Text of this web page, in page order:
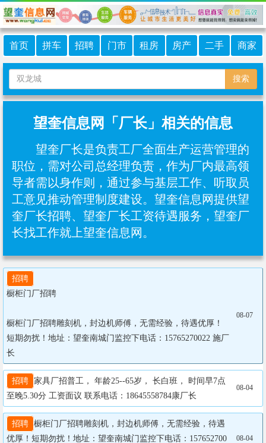
首页 拼车 招聘 门市 租房 房产 二手 商家
搜索
望奎信息网「厂长」相关的信息
望奎厂长是负责工厂全面生产运营管理的
职位，需对公司总经理负责，作为厂内最高领
导者需以身作则，通过参与基层工作、听取员
工意见推动管理制度建设。望奎信息网提供望
奎厂长招聘、望奎厂长工资待遇服务，望奎厂
长找工作就上望奎信息网。
招聘
橱柜门厂招聘
橱柜门厂招聘雕刻机，封边机师傅，无需经验，待遇优厚！
短期勿扰！地址：望奎南城门监控下电话：15765270022 施厂
长
08-07
招聘 家具厂招普工， 年龄25--65岁， 长白班， 时间早7点
至晚5.30分 工资面议 联系电话：18645558784康厂长
08-04
招聘 橱柜门厂招聘雕刻机，封边机师傅，无需经验，待遇
优厚！短期勿扰！地址：望奎南城门监控下电话：157652700
08-04